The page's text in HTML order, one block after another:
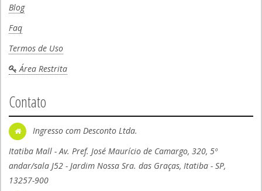
Blog
Faq
Termos de Uso
Área Restrita
Contato
Ingresso com Desconto Ltda.
Itatiba Mall - Av. Pref. José Maurício de Camargo, 320, 5º
andar/sala J52 - Jardim Nossa Sra. das Graças, Itatiba - SP,
13257-900